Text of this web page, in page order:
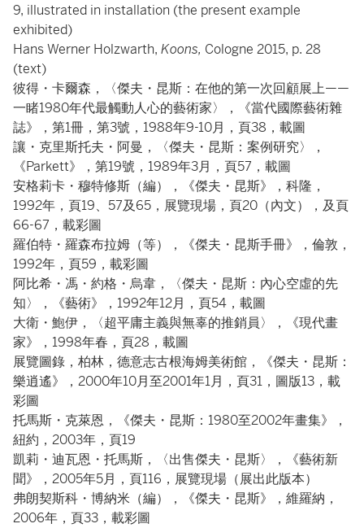
9, illustrated in installation (the present example
exhibited)
Hans Werner Holzwarth, Koons, Cologne 2015, p. 28
(text)
彼得・卡爾森，〈傑夫・昆斯：在他的第一次回顧展上——
一睹1980年代最觸動人心的藝術家〉，《當代國際藝術雜
誌》，第1冊，第3號，1988年9-10月，頁38，載圖
讓・克里斯托夫・阿曼，〈傑夫・昆斯：案例研究〉，
《Parkett》，第19號，1989年3月，頁57，載圖
安格莉卡・穆特修斯（編），《傑夫・昆斯》，科隆，
1992年，頁19、57及65，展覽現場，頁20（內文），及頁
66-67，載彩圖
羅伯特・羅森布拉姆（等），《傑夫・昆斯手冊》，倫敦，
1992年，頁59，載彩圖
阿比希・馮・約格・烏韋，〈傑夫・昆斯：內心空虛的先
知〉，《藝術》，1992年12月，頁54，載圖
大衛・鮑伊，〈超平庸主義與無辜的推銷員〉，《現代畫
家》，1998年春，頁28，載圖
展覽圖錄，柏林，德意志古根海姆美術館，《傑夫・昆斯：
樂逍遙》，2000年10月至2001年1月，頁31，圖版13，載
彩圖
托馬斯・克萊恩，《傑夫・昆斯：1980至2002年畫集》，
紐約，2003年，頁19
凱莉・迪瓦恩・托馬斯，〈出售傑夫・昆斯〉，《藝術新
聞》，2005年5月，頁116，展覽現場（展出此版本）
弗朗契斯科・博納米（編），《傑夫・昆斯》，維羅納，
2006年，頁33，載彩圖